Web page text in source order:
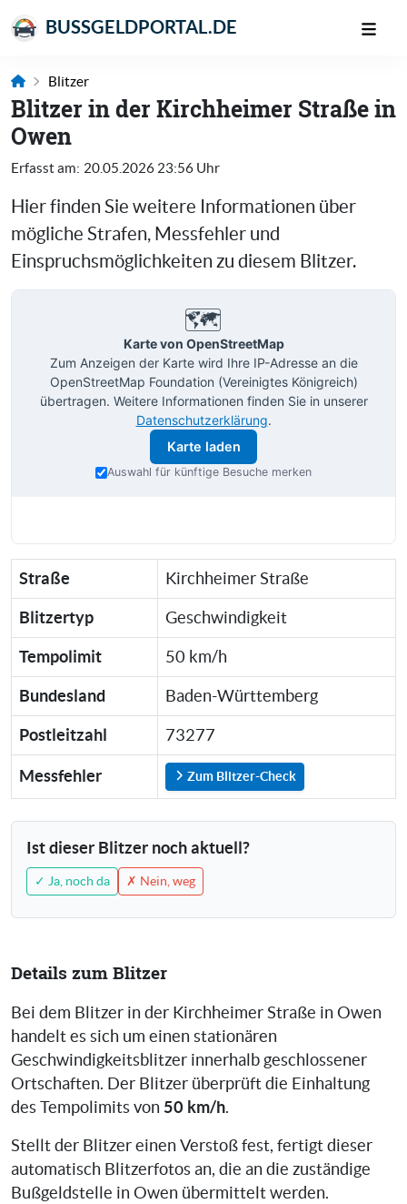
BUSSGELDPORTAL.DE
Blitzer
Blitzer in der Kirchheimer Straße in
Owen
Erfasst am: 20.05.2026 23:56 Uhr
Hier finden Sie weitere Informationen über
mögliche Strafen, Messfehler und
Einspruchsmöglichkeiten zu diesem Blitzer.
🗺️
Karte von OpenStreetMap
Zum Anzeigen der Karte wird Ihre IP-Adresse an die
OpenStreetMap Foundation (Vereinigtes Königreich)
übertragen. Weitere Informationen finden Sie in unserer
Datenschutzerklärung.
Karte laden
Auswahl für künftige Besuche merken
Straße Kirchheimer Straße
Blitzertyp Geschwindigkeit
Tempolimit 50 km/h
Bundesland Baden-Württemberg
Postleitzahl 73277
Messfehler Zum Blitzer-Check
Ist dieser Blitzer noch aktuell?
✓ Ja, noch da ✗ Nein, weg
Details zum Blitzer
Bei dem Blitzer in der Kirchheimer Straße in Owen
handelt es sich um einen stationären
Geschwindigkeitsblitzer innerhalb geschlossener
Ortschaften. Der Blitzer überprüft die Einhaltung
des Tempolimits von 50 km/h.
Stellt der Blitzer einen Verstoß fest, fertigt dieser
automatisch Blitzerfotos an, die an die zuständige
Bußgeldstelle in Owen übermittelt werden.